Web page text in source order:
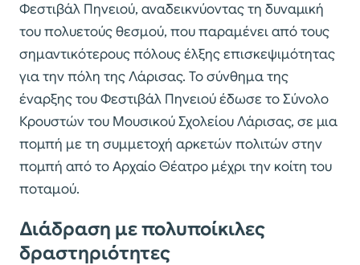
Φεστιβάλ Πηνειού, αναδεικνύοντας τη δυναμική
του πολυετούς θεσμού, που παραμένει από τους
σημαντικότερους πόλους έλξης επισκεψιμότητας
για την πόλη της Λάρισας. Το σύνθημα της
έναρξης του Φεστιβάλ Πηνειού έδωσε το Σύνολο
Κρουστών του Μουσικού Σχολείου Λάρισας, σε μια
πομπή με τη συμμετοχή αρκετών πολιτών στην
πομπή από το Αρχαίο Θέατρο μέχρι την κοίτη του
ποταμού.
Διάδραση με πολυποίκιλες
δραστηριότητες